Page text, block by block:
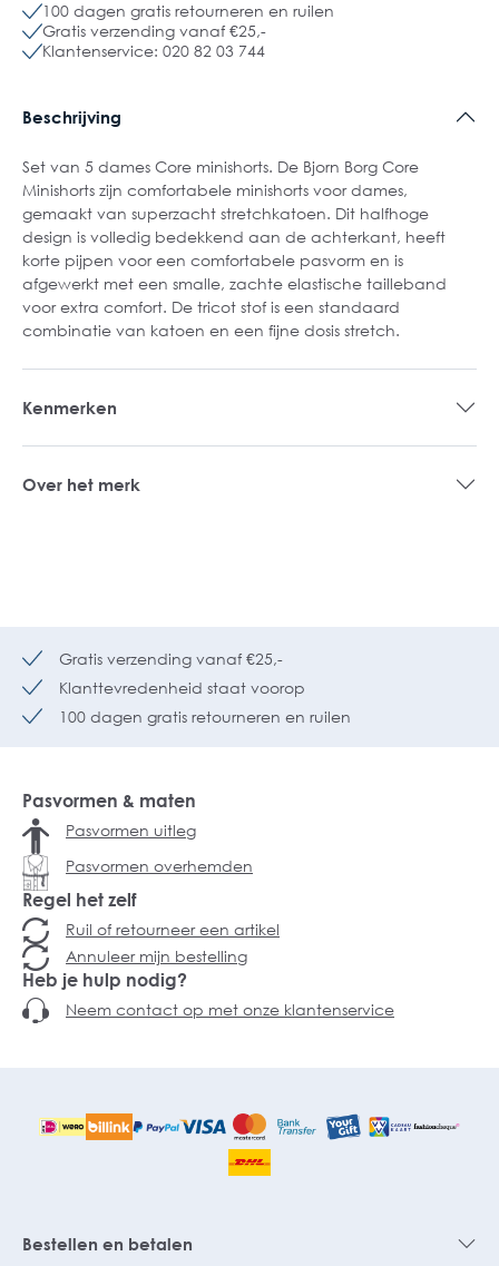
100 dagen gratis retourneren en ruilen
Gratis verzending vanaf €25,-
Klantenservice: 020 82 03 744
Beschrijving
Set van 5 dames Core minishorts. De Bjorn Borg Core
Minishorts zijn comfortabele minishorts voor dames,
gemaakt van superzacht stretchkatoen. Dit halfhoge
design is volledig bedekkend aan de achterkant, heeft
korte pijpen voor een comfortabele pasvorm en is
afgewerkt met een smalle, zachte elastische tailleband
voor extra comfort. De tricot stof is een standaard
combinatie van katoen en een fijne dosis stretch.
Kenmerken
Over het merk
Gratis verzending vanaf €25,-
Klanttevredenheid staat voorop
100 dagen gratis retourneren en ruilen
Pasvormen & maten
Pasvormen uitleg
Pasvormen overhemden
Regel het zelf
Ruil of retourneer een artikel
Annuleer mijn bestelling
Heb je hulp nodig?
Neem contact op met onze klantenservice
Bestellen en betalen